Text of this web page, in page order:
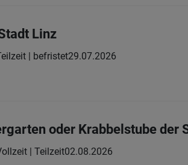
Linz
| befristet29.07.2026
oder Krabbelstube der
| Teilzeit02.08.2026